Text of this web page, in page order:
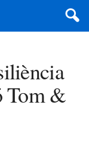
Tom &